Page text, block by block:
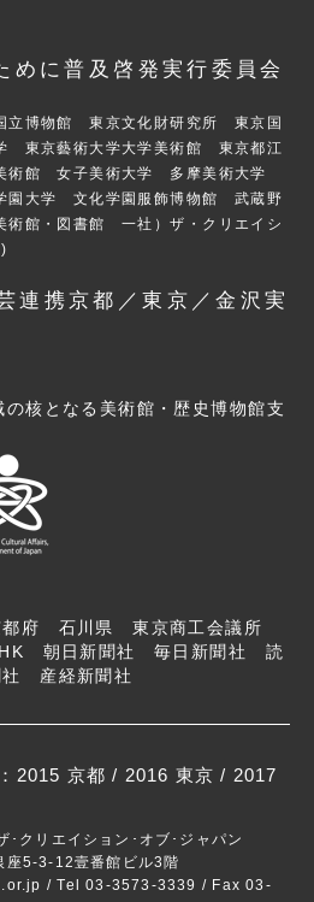
めに普及啓発実行委員会
立博物館 東京文化財研究所 東京国
東京藝術大学大学美術館 東京都江
術館 女子美術大学 多摩美術大学
園大学 文化学園服飾博物館 武蔵野
館・図書館 一社）ザ・クリエイシ
連携京都／東京／金沢実
核となる美術館・歴史博物館支
府 石川県 東京商工会議所
朝日新聞社 毎日新聞社 読
産経新聞社
2015 京都 / 2016 東京 / 2017
･クリエイション･オブ･ジャパン
5-3-12壹番館ビル3階
/ Tel 03-3573-3339 / Fax 03-